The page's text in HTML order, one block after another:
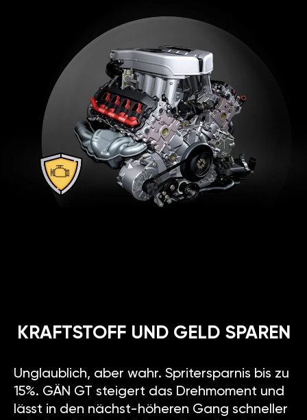
KRAFTSTOFF UND GELD SPAREN
Unglaublich, aber wahr. Spritersparnis bis zu
15%. GÄN GT steigert das Drehmoment und
lässt in den nächst-höheren Gang schneller